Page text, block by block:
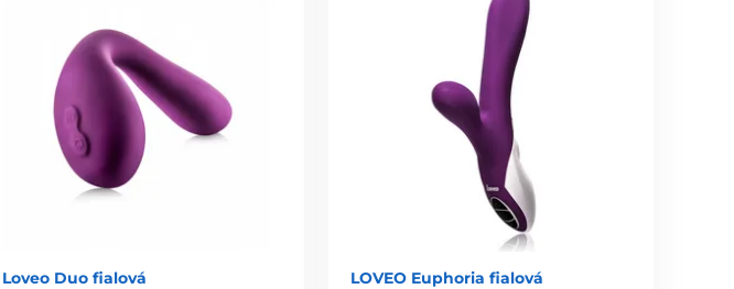
Loveo Duo fialová
LOVEO Euphoria fialová